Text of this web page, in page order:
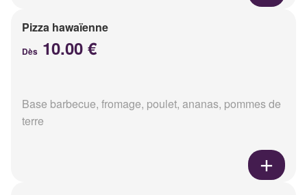
Pizza hawaïenne
Dès 10.00 €
Base barbecue, fromage, poulet, ananas, pommes de
terre